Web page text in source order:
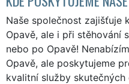
Naše společnost zajišťuje
Opavě, ale i při stěhování
nebo po Opavě!
Opavě, ale poskytujeme
kvalitní služby skutečných